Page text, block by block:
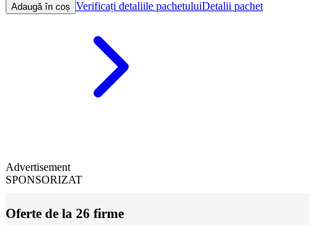
Adaugă în coș Verificați detaliile pachetuluiDetalii pachet
Advertisement
SPONSORIZAT
Oferte de la 26 firme